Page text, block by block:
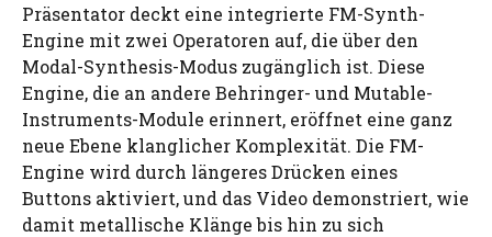
Präsentator deckt eine integrierte FM-Synth-
Engine mit zwei Operatoren auf, die über den
Modal-Synthesis-Modus zugänglich ist. Diese
Engine, die an andere Behringer- und Mutable-
Instruments-Module erinnert, eröffnet eine ganz
neue Ebene klanglicher Komplexität. Die FM-
Engine wird durch längeres Drücken eines
Buttons aktiviert, und das Video demonstriert, wie
damit metallische Klänge bis hin zu sich